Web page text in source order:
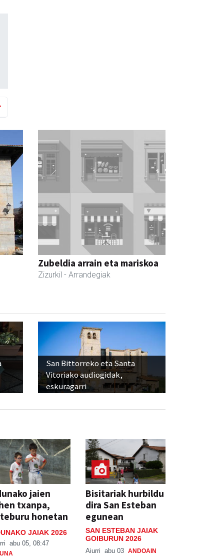
Zubeldia arrain eta mariskoa
Zizurkil - Arrandegiak
San Bittorreko eta Santa
Vitoriako audiogidak,
eskuragarri
jaien
txanpa,
honetan
JAIAK 2026
abu 05, 08:47
Bisitariak hurbildu
dira San Esteban
egunean
SAN ESTEBAN JAIAK
GOIBURUN 2026
Aiurri abu 03 ANDOAIN